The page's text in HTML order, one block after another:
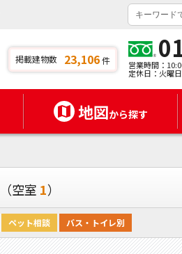
掲載建物数 23,106件 営業時間：
定休日：火曜
地図から探す
（空室 1）
ペット相談 バス・トイレ別